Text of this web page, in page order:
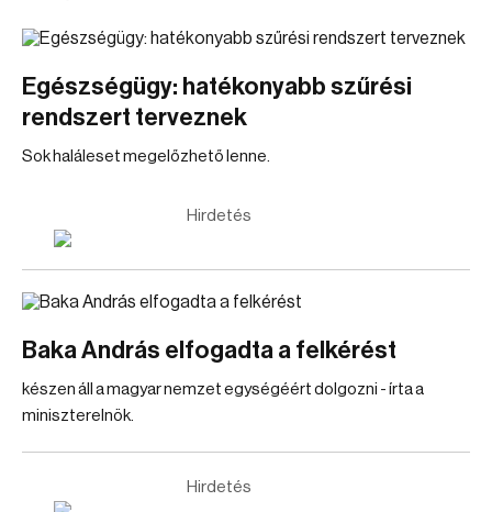
Egészségügy: hatékonyabb szűrési
rendszert terveznek
Sok haláleset megelőzhető lenne.
Hirdetés
Baka András elfogadta a felkérést
készen áll a magyar nemzet egységéért dolgozni - írta a
miniszterelnök.
Hirdetés